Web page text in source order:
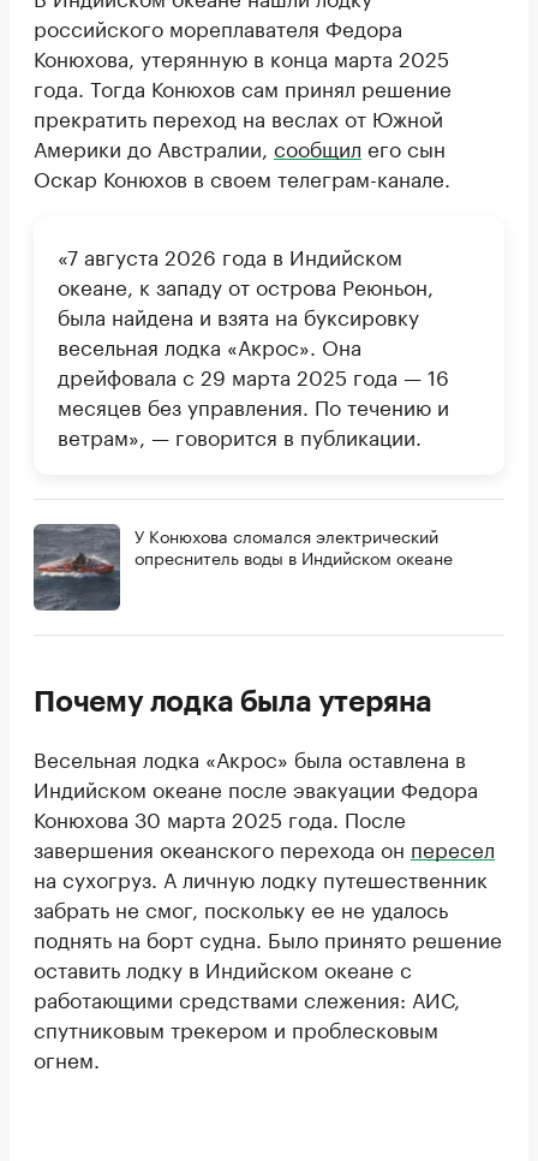
российского мореплавателя Федора
Конюхова, утерянную в конца марта 2025
года. Тогда Конюхов сам принял решение
прекратить переход на веслах от Южной
Америки до Австралии, сообщил его сын
Оскар Конюхов в своем телеграм-канале.
«7 августа 2026 года в Индийском
океане, к западу от острова Реюньон,
была найдена и взята на буксировку
весельная лодка «Акрос». Она
дрейфовала с 29 марта 2025 года — 16
месяцев без управления. По течению и
ветрам», — говорится в публикации.
У Конюхова сломался электрический
опреснитель воды в Индийском океане
Почему лодка была утеряна
Весельная лодка «Акрос» была оставлена в
Индийском океане после эвакуации Федора
Конюхова 30 марта 2025 года. После
завершения океанского перехода он пересел
на сухогруз. А личную лодку путешественник
забрать не смог, поскольку ее не удалось
поднять на борт судна. Было принято решение
оставить лодку в Индийском океане с
работающими средствами слежения: АИС,
спутниковым трекером и проблесковым
огнем.